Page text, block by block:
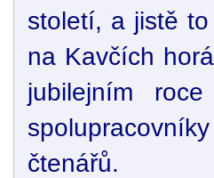
století, a jistě
na Kavčích
jubilejním
čtenářů.